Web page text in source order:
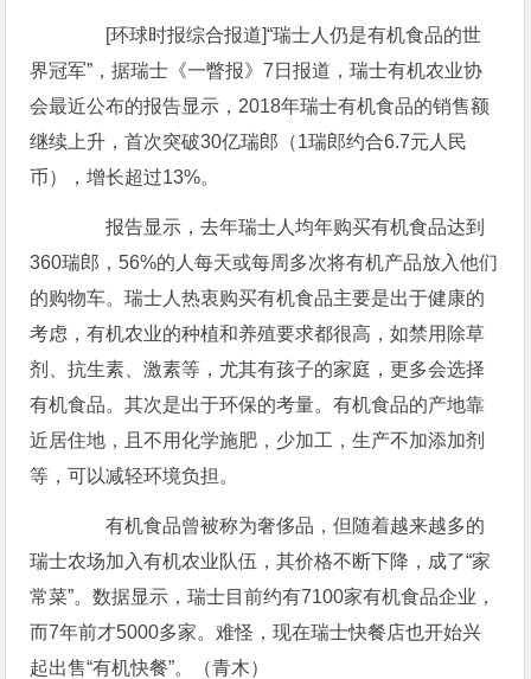
[环球时报综合报道]“瑞士人仍是有机食品的世
界冠军”，据瑞士《一瞥报》7日报道，瑞士有机农业协
会最近公布的报告显示，2018年瑞士有机食品的销售额
继续上升，首次突破30亿瑞郎（1瑞郎约合6.7元人民
币），增长超过13%。
报告显示，去年瑞士人均年购买有机食品达到
360瑞郎，56%的人每天或每周多次将有机产品放入他们
的购物车。瑞士人热衷购买有机食品主要是出于健康的
考虑，有机农业的种植和养殖要求都很高，如禁用除草
剂、抗生素、激素等，尤其有孩子的家庭，更多会选择
有机食品。其次是出于环保的考量。有机食品的产地靠
近居住地，且不用化学施肥，少加工，生产不加添加剂
等，可以减轻环境负担。
有机食品曾被称为奢侈品，但随着越来越多的
瑞士农场加入有机农业队伍，其价格不断下降，成了“家
常菜”。数据显示，瑞士目前约有7100家有机食品企业，
而7年前才5000多家。难怪，现在瑞士快餐店也开始兴
起出售“有机快餐”。（青木）